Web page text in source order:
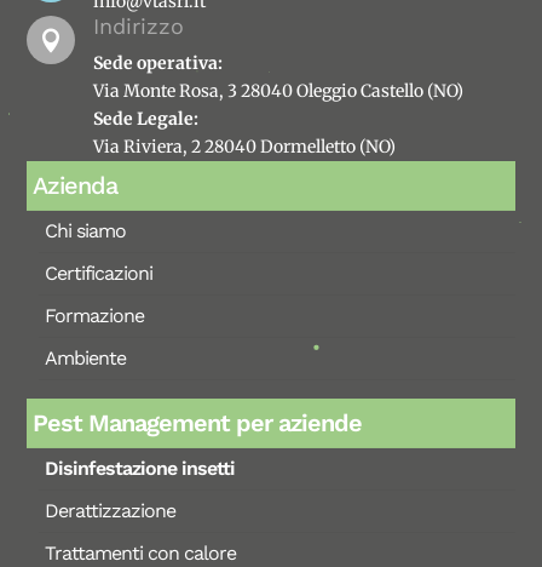

Indirizzo
Sede operativa:
Via Monte Rosa, 3 28040 Oleggio Castello (NO)
Sede Legale:
Via Riviera, 2 28040 Dormelletto (NO)
Azienda
Chi siamo
Certificazioni
Formazione
Ambiente
Pest Management per aziende
Disinfestazione insetti
Derattizzazione
Trattamenti con calore